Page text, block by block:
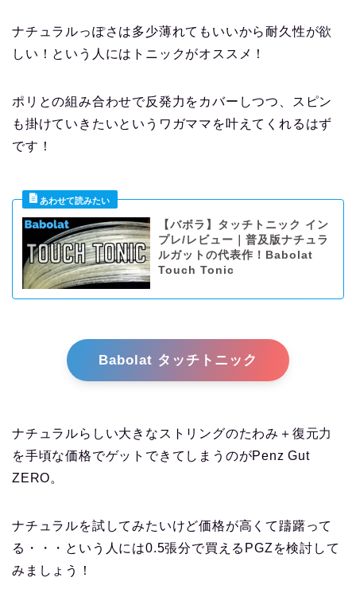
ナチュラルっぽさは多少薄れてもいいから耐久性が欲
しい！という人にはトニックがオススメ！
ポリとの組み合わせで反発力をカバーしつつ、スピン
も掛けていきたいというワガママを叶えてくれるはず
です！
【バボラ】タッチトニック イン
プレ/レビュー｜普及版ナチュラ
ルガットの代表作！Babolat
Touch Tonic
Babolat タッチトニック
ナチュラルらしい大きなストリングのたわみ＋復元力
を手頃な価格でゲットできてしまうのがPenz Gut
ZERO。
ナチュラルを試してみたいけど価格が高くて躊躇って
る・・・という人には0.5張分で買えるPGZを検討して
みましょう！